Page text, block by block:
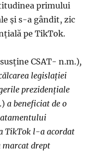
primului
şi s-a gândit, zic
pe TikTok.
CSAT- n.m.),
legislației
prezidențiale
a beneficiat de o
TikTok l-a acordat
drept